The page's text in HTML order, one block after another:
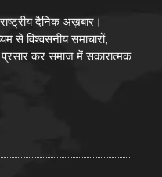
दैनिक अख़बार।
से विश्वसनीय समाचारों,
कर समाज में सकारात्मक